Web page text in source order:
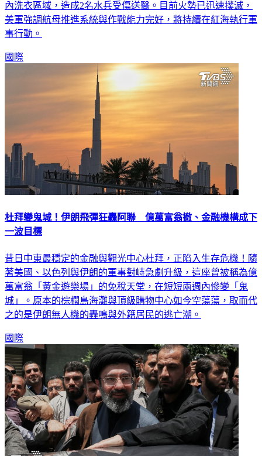
內洗衣區域，造成2名水兵受傷送醫。目前火勢已迅速撲滅，
美軍強調航母推進系統與作戰能力完好，將持續在紅海執行軍
事行動。
國際
杜拜變鬼城！伊朗飛彈狂轟阿聯 億萬富翁撤、金融機構成下
一波目標
昔日中東最穩定的金融與觀光中心杜拜，正陷入生存危機！隨
著美國、以色列與伊朗的軍事對峙急劇升級，這座曾被稱為億
萬富翁「黃金遊樂場」的免稅天堂，在短短兩週內慘變「鬼
城」。原本的棕櫚島海灘與頂級購物中心如今空蕩蕩，取而代
之的是伊朗無人機的轟鳴與外籍居民的逃亡潮。
國際